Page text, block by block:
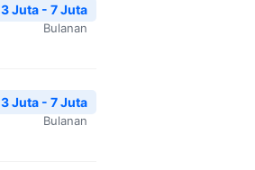
3 Juta - 7 Juta
Bulanan
3 Juta - 7 Juta
Bulanan